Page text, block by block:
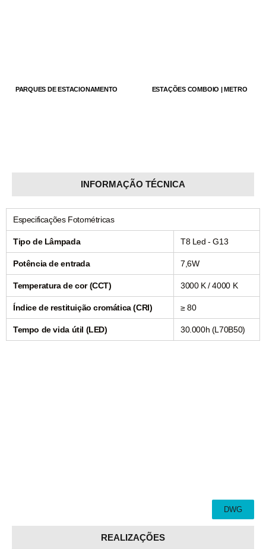
PARQUES DE ESTACIONAMENTO ESTAÇÕES COMBOIO | METRO
INFORMAÇÃO TÉCNICA
Especificações Fotométricas
Tipo de Lâmpada T8 Led - G13
Potência de entrada 7,6W
Temperatura de cor (CCT) 3000 K / 4000 K
Índice de restituição cromática (CRI) ≥ 80
Tempo de vida útil (LED) 30.000h (L70B50)
DWG
REALIZAÇÕES